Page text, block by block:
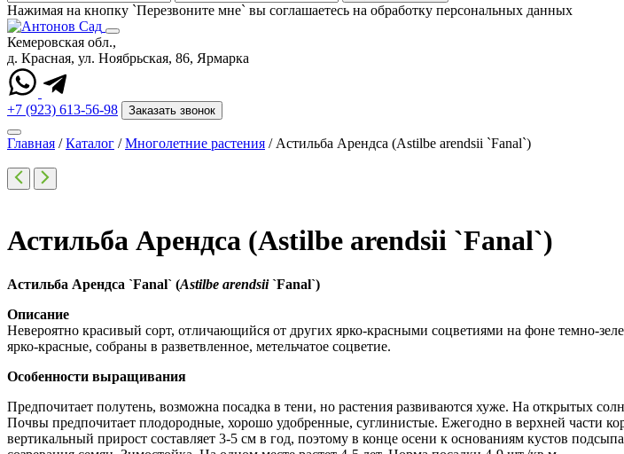
Нажимая на кнопку `Перезвоните мне` вы соглашаетесь на обработку персональных данных
Кемеровская обл.,
д. Красная, ул. Ноябрьская, 86, Ярмарка
+7 (923) 613-56-98 Заказать звонок
Главная / Каталог / Многолетние растения / Астильба Арендса (Astilbe arendsii `Fanal`)
Астильба Арендса (Astilbe arendsii `Fanal`)
Астильба Арендса `Fanal` (Astilbe arendsii`Fanal`)
Описание
Невероятно красивый сорт, отличающийся от других ярко-красными соцветиями на фоне темно-
ярко-красные, собраны в разветвленное, метельчатое соцветие.
Особенности выращивания
Предпочитает полутень, возможна посадка в тени, но растения развиваются хуже. На открытых
Почвы предпочитает плодородные, хорошо удобренные, суглинистые. Ежегодно в верхней части
вертикальный прирост составляет 3-5 см в год, поэтому в конце осени к основаниям кустов